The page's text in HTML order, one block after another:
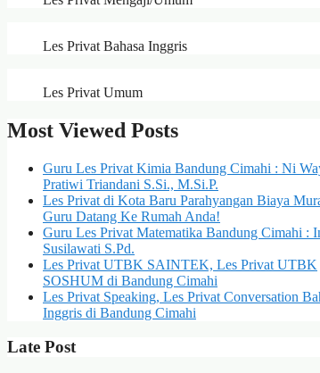
Les Privat Bahasa Inggris
Les Privat Umum
Most Viewed Posts
Guru Les Privat Kimia Bandung Cimahi : Ni
Pratiwi Triandani S.Si., M.Si.P.
Les Privat di Kota Baru Parahyangan Biaya
Guru Datang Ke Rumah Anda!
Guru Les Privat Matematika Bandung Cimahi :
Susilawati S.Pd.
Les Privat UTBK SAINTEK, Les Privat UTBK
SOSHUM di Bandung Cimahi
Les Privat Speaking, Les Privat Conversation
Inggris di Bandung Cimahi
Late Post